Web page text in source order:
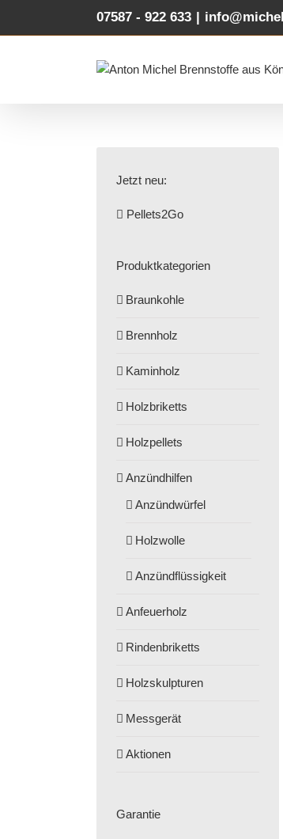
07587 - 922 633 |
Jetzt neu:
Pellets2Go
Produktkategorien
Braunkohle
Brennholz
Kaminholz
Holzbriketts
Holzpellets
Anzündhilfen
Anzündwürfel
Holzwolle
Anzündflüssigkeit
Anfeuerholz
Rindenbriketts
Holzskulpturen
Messgerät
Aktionen
Garantie